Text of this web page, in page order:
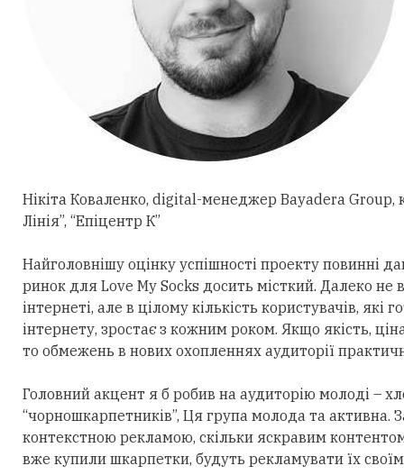
Нікіта Коваленко, digital-менеджер Bayadera
Лінія”, “Епіцентр К”
Найголовнішу оцінку успішності проекту повинні
ринок для Lоve My Socks досить місткий. Далеко
інтернеті, але в цілому кількість користувачів,
інтернету, зростає з кожним роком. Якщо якість,
то обмежень в нових охопленнях аудиторії
Головний акцент я б робив на аудиторію молоді –
“чорношкарпетників”, Ця група молода та активна.
контекстною рекламою, скільки яскравим
вже купили шкарпетки, будуть рекламувати їх